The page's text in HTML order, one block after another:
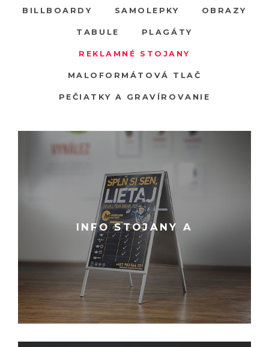
BILLBOARDY SAMOLEPKY OBRAZY
TABULE PLAGÁTY
REKLAMNÉ STOJANY
MALOFORMÁTOVÁ TLAČ
PEČIATKY A GRAVÍROVANIE
INFO STOJANY A